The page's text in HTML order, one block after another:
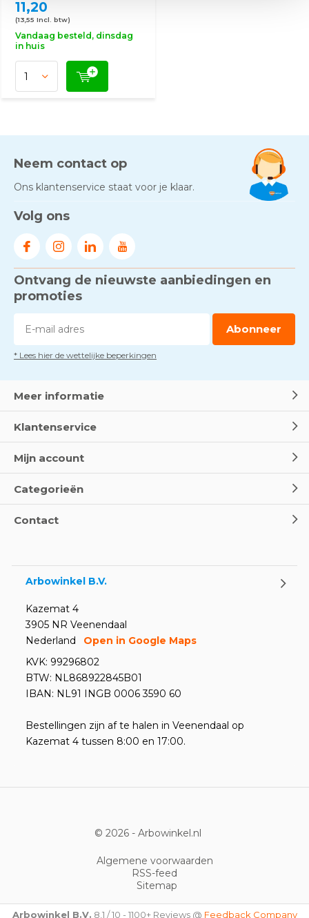
11,20
(13,55 Incl. btw)
Vandaag besteld, dinsdag
in huis
Neem contact op
Ons klantenservice staat voor je klaar.
Volg ons
Ontvang de nieuwste aanbiedingen en
promoties
Abonneer
* Lees hier de wettelijke beperkingen
Meer informatie
Klantenservice
Mijn account
Categorieën
Contact
Arbowinkel B.V.
Kazemat 4
3905 NR Veenendaal
Nederland
Open in Google Maps
KVK: 99296802
BTW: NL868922845B01
IBAN: NL91 INGB 0006 3590 60
Bestellingen zijn af te halen in Veenendaal op
Kazemat 4 tussen 8:00 en 17:00.
© 2026 - Arbowinkel.nl
Algemene voorwaarden
RSS-feed
Sitemap
Arbowinkel B.V. 8,1 /10 - 1100+ Reviews @ Feedback Company